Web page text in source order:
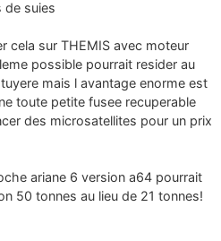
de suies
cela sur THEMIS avec moteur
possible pourrait resider au
mais l avantage enorme est
toute petite fusee recuperable
des microsatellites pour un prix
ariane 6 version a64 pourrait
50 tonnes au lieu de 21 tonnes!